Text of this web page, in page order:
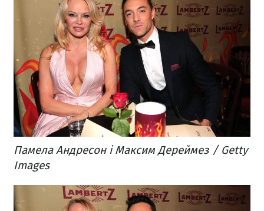
Памела Андресон і Максим Дереймез / Getty
Images